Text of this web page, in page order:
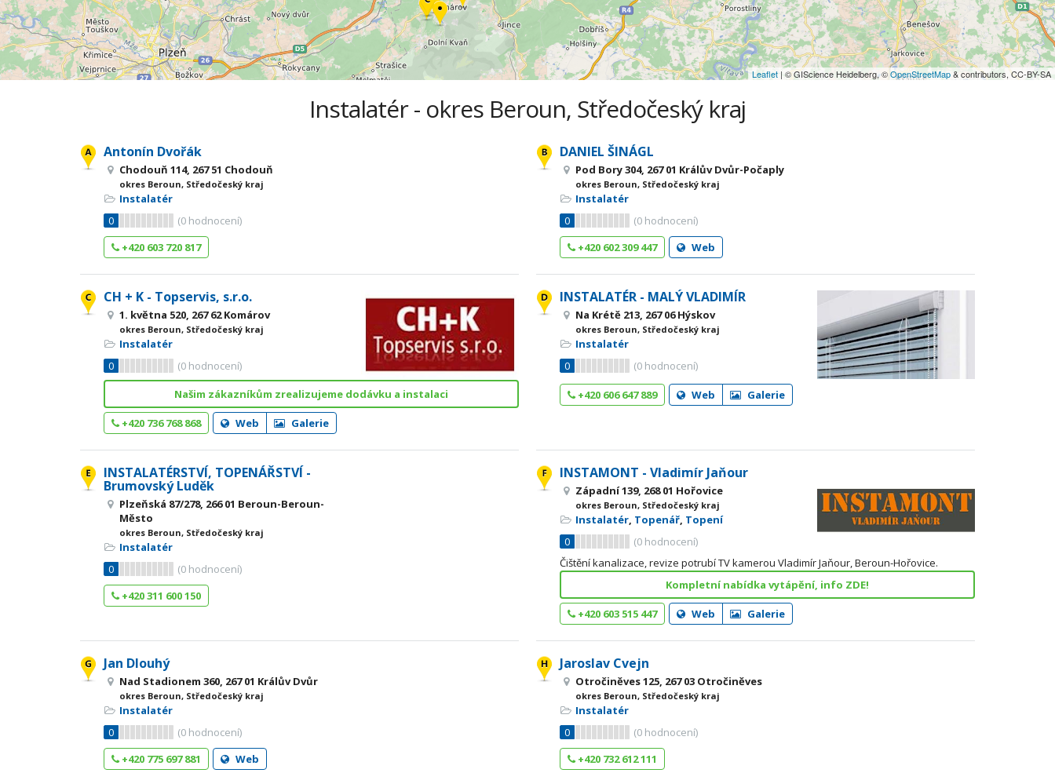
Leaflet | © GIScience Heidelberg, ©OpenStreetMap& contributors, CC-BY-SA
Instalatér - okres Beroun, Středočeský kraj
Antonín Dvořák
Chodouň 114, 267 51 Chodouň
okres Beroun, Středočeský kraj
Instalatér
0
(0 hodnocení)
+420 603 720 817
DANIEL ŠINÁGL
Pod Bory 304, 267 01 Králův Dvůr-Počaply
okres Beroun, Středočeský kraj
Instalatér
0
(0 hodnocení)
+420 602 309 447
Web
CH + K - Topservis, s.r.o.
1. května 520, 267 62 Komárov
okres Beroun, Středočeský kraj
Instalatér
0
(0 hodnocení)
Našim zákazníkům zrealizujeme dodávku a instalaci
+420 736 768 868 Web Galerie
INSTALATÉR - MALÝ VLADIMÍR
Na Krétě 213, 267 06 Hýskov
okres Beroun, Středočeský kraj
Instalatér
0
(0 hodnocení)
+420 606 647 889 Web Galerie
INSTALATÉRSTVÍ, TOPENÁŘSTVÍ -
Brumovský Luděk
Plzeňská 87/278, 266 01 Beroun-Beroun-
Město
okres Beroun, Středočeský kraj
Instalatér
0
(0 hodnocení)
+420 311 600 150
INSTAMONT - Vladimír Jaňour
Západní 139, 268 01 Hořovice
okres Beroun, Středočeský kraj
Instalatér, Topenář, Topení
0
(0 hodnocení)
Čištění kanalizace, revize potrubí TV kamerou Vladimír Jaňour, Beroun-Hořovice.
Kompletní nabídka vytápění, info ZDE!
+420 603 515 447 Web Galerie
Jan Dlouhý
Nad Stadionem 360, 267 01 Králův Dvůr
okres Beroun, Středočeský kraj
Instalatér
0
(0 hodnocení)
+420 775 697 881
Web
Jaroslav Cvejn
Otročiněves 125, 267 03 Otročiněves
okres Beroun, Středočeský kraj
Instalatér
0
(0 hodnocení)
+420 732 612 111